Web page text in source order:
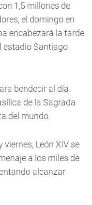
1,5 millones de
el domingo en
encabezará la tarde
estadio Santiago
bendecir al día
de la Sagrada
del mundo.
viernes, León XIV se
a los miles de
alcanzar